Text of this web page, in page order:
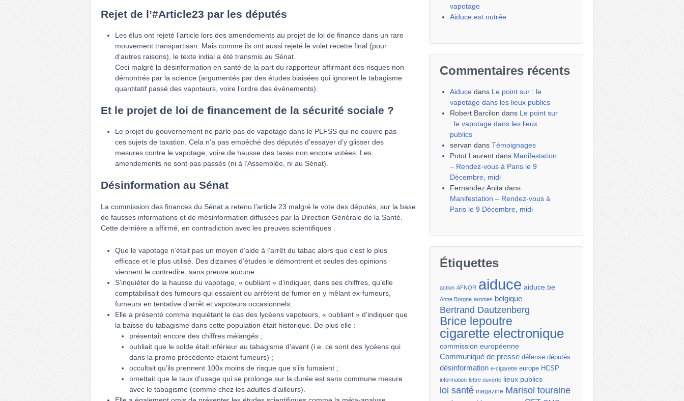
Rejet de l’#Article23 par les députés
Les élus ont rejeté l’article lors des amendements au projet de loi de finance dans un rare
mouvement transpartisan. Mais comme ils ont aussi rejeté le volet recette final (pour
d’autres raisons), le texte initial a été transmis au Sénat.
Ceci malgré la désinformation en santé de la part du rapporteur affirmant des risques non
démontrés par la science (argumentés par des études biaisées qui ignorent le tabagisme
quantitatif passé des vapoteurs, voire l’ordre des événements).
Et le projet de loi de financement de la sécurité sociale ?
Le projet du gouvernement ne parle pas de vapotage dans le PLFSS qui ne couvre pas
ces sujets de taxation. Cela n’a pas empêché des députés d’essayer d’y glisser des
mesures contre le vapotage, voire de hausse des taxes non encore votées. Les
amendements ne sont pas passés (ni à l’Assemblée, ni au Sénat).
Désinformation au Sénat
La commission des finances du Sénat a retenu l’article 23 malgré le vote des députés, sur la base
de fausses informations et de mésinformation diffusées par la Direction Générale de la Santé.
Cette dernière a affirmé, en contradiction avec les preuves scientifiques :
Que le vapotage n’était pas un moyen d’aide à l’arrêt du tabac alors que c’est le plus
efficace et le plus utilisé. Des dizaines d’études le démontrent et seules des opinions
viennent le contredire, sans preuve aucune.
S’inquiéter de la hausse du vapotage, « oubliant » d’indiquer, dans ses chiffres, qu’elle
comptabilisait des fumeurs qui essaient ou arrêtent de fumer en y mêlant ex-fumeurs,
fumeurs en tentative d’arrêt et vapoteurs occasionnels.
Elle a présenté comme inquiétant le cas des lycéens vapoteurs, « oubliant » d’indiquer que
la baisse du tabagisme dans cette population était historique. De plus elle :
présentait encore des chiffres mélangés ;
oubliait que le solde était inférieur au tabagisme d’avant (i.e. ce sont des lycéens qui
dans la promo précédente étaient fumeurs) ;
occultait qu’ils prennent 100x moins de risque que s’ils fumaient ;
omettait que le taux d’usage qui se prolonge sur la durée est sans commune mesure
avec le tabagisme (comme chez les adultes d’ailleurs).
vapotage
Aiduce est outrée
Commentaires récents
Aiduce dans Le point sur : le
vapotage dans les lieux publics
Robert Barcilon dans Le point sur
: le vapotage dans les lieux
publics
servan dansTémoignages
Potot Laurent dans Manifestation
– Rendez-vous à Paris le 9
Décembre, midi
Fernandez Anita dans
Manifestation – Rendez-vous à
Paris le 9 Décembre, midi
Étiquettes
action AFNOR aiduce aiduce.be
Anne Borgne aromes belgique
Bertrand Dautzenberg
Brice lepoutre
cigarette electronique
commission européenne
Communiqué de presse défense députés
désinformation e-cigarette europe HCSP
information lettre ouverte lieux publics
loi santé magazine Marisol touraine